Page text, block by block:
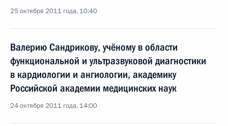
25 октября 2011 года, 10:40
Валерию Сандрикову, учёному в области
функциональной и ультразвуковой диагностики
в кардиологии и ангиологии, академику
Российской академии медицинских наук
24 октября 2011 года, 14:00